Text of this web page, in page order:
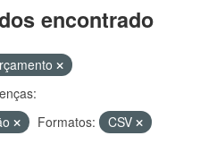
encontrado
Formatos:
CSV